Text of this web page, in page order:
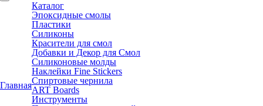
Главная
Каталог
Эпоксидные смолы
Пластики
Силиконы
Красители для смол
Добавки и Декор для Смол
Силиконовые молды
Наклейки Fine Stickers
Спиртовые чернила
ART Boards
Инструменты